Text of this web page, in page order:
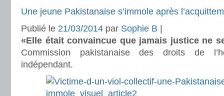
Une jeune Pakistanaise s’immole après
Publié le 21/03/2014 par Sophie B
«Elle était convaincue que jamais justice ne
Commission pakistanaise des droits de
indépendant.